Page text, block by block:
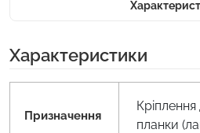
Характеристики
Призначення
планки